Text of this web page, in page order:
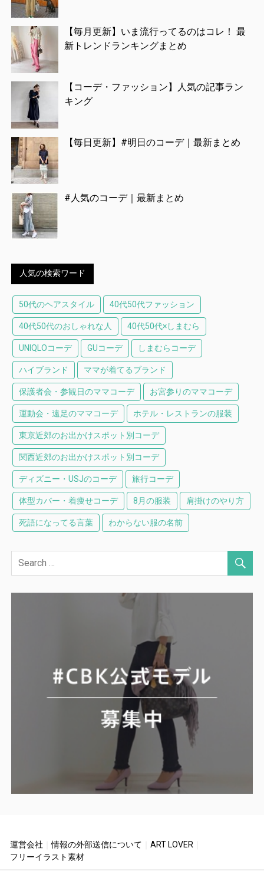
【毎月更新】いま流行ってるのはコレ！ 最
新トレンドランキングまとめ
【コーデ・ファッション】人気の記事ラン
キング
【毎日更新】#明日のコーデ｜最新まとめ
#人気のコーデ｜最新まとめ
人気の検索ワード
50代のヘアスタイル 40代50代ファッション
40代50代のおしゃれな人 40代50代×しまむら
UNIQLOコーデ GUコーデ しまむらコーデ
ハイブランド ママが着てるブランド
保護者会・参観日のママコーデ お宮参りのママコーデ
運動会・遠足のママコーデ ホテル・レストランの服装
東京近郊のお出かけスポット別コーデ
関西近郊のお出かけスポット別コーデ
ディズニー・USJのコーデ 旅行コーデ
体型カバー・着痩せコーデ 8月の服装 肩掛けのやり方
死語になってる言葉 わからない服の名前
運営会社 ｜情報の外部送信について ART LOVER
フリーイラスト素材